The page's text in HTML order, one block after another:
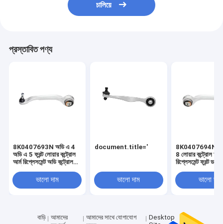
চালিয়ে
প্রস্তাবিত পণ্য
8K0407693N অডি এ 4
অডি এ 5 ফ্রন্ট লোয়ার কন্ট্রোল
আর্ম রিপ্লেসমেন্ট অডি কন্ট্রোল
ভালো দাম
document.title='
ভালো দাম
8K0407694N
8 লোয়ার কন্ট্রোল আর্ম
রিপ্লেসমেন্ট ফ্রন্ট ডান
ভালো দাম
বাড়ি
আমাদের
আমাদের সাথে যোগাযোগ
Desktop